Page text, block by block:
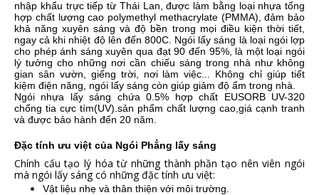
nhập khẩu trực tiếp từ Thái Lan,được làm bằng loại nhựa tổng
hợp chất lượng cao polymethyl methacrylate (PMMA), đảm bảo
khả năng xuyên sáng và độ bền trong mọi điều kiện thời tiết,
ngay cả khi nhiệt độ lên đến 800C. Ngói lấy sáng là loại ngói lợp
cho phép ánh sáng xuyên qua đạt 90 đến 95%, là một loại ngói
lý tưởng cho những nơi cần chiếu sáng trong nhà như không
gian sân vườn, giếng trời, nơi làm việc..
. Không chỉ giúp tiết
kiệm điện năng, ngói lấy sáng còn giúp giảm độ ẩm trong nhà.
Ngói nhựa lấy sáng chứa 0.5% hợp chất EUSORB UV-320
chống tia cực tím(UV).sản phẩm chất lượng cao,giá cạnh tranh
và được bảo hành đến 20 năm.
Đặc tính ưu việt của Ngói Phẳng lấy sáng
Chính cấu tạo lý hóa từ những thành phần tạo nên viên ngói
mà ngói lấy sáng có những đặc tính ưu việt:
Vật liệu nhẹ và thân thiện với môi trường.